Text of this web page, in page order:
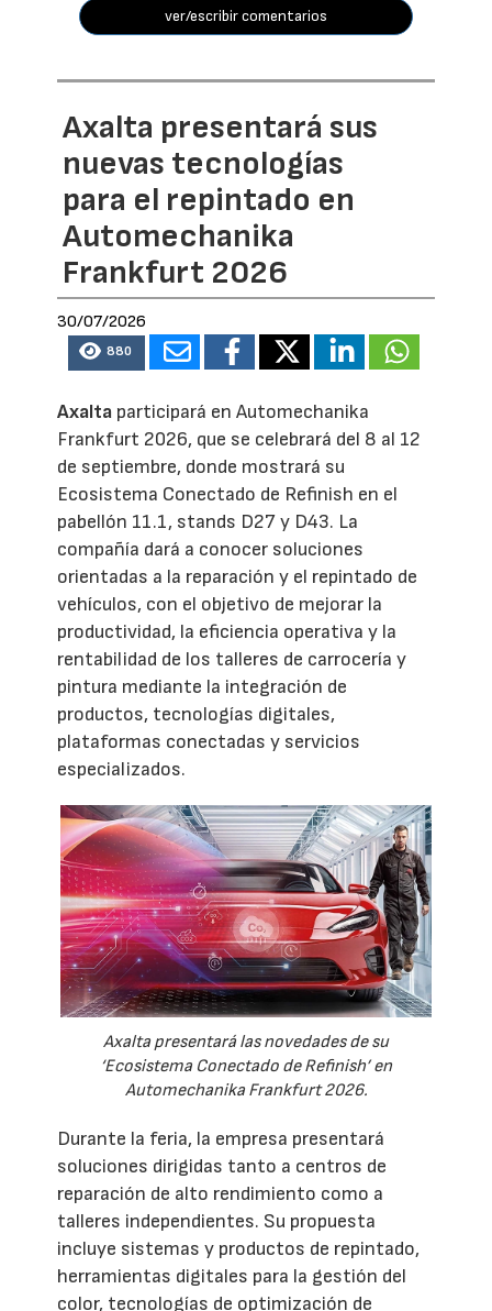
ver/escribir comentarios
Axalta presentará sus
nuevas tecnologías
para el repintado en
Automechanika
Frankfurt 2026
30/07/2026
880
Axalta participará en Automechanika
Frankfurt 2026, que se celebrará del 8 al 12
de septiembre, donde mostrará su
Ecosistema Conectado de Refinish en el
pabellón 11.1, stands D27 y D43. La
compañía dará a conocer soluciones
orientadas a la reparación y el repintado de
vehículos, con el objetivo de mejorar la
productividad, la eficiencia operativa y la
rentabilidad de los talleres de carrocería y
pintura mediante la integración de
productos, tecnologías digitales,
plataformas conectadas y servicios
especializados.
Axalta presentará las novedades de su
‘Ecosistema Conectado de Refinish’ en
Automechanika Frankfurt 2026.
Durante la feria, la empresa presentará
soluciones dirigidas tanto a centros de
reparación de alto rendimiento como a
talleres independientes. Su propuesta
incluye sistemas y productos de repintado,
herramientas digitales para la gestión del
color, tecnologías de optimización de